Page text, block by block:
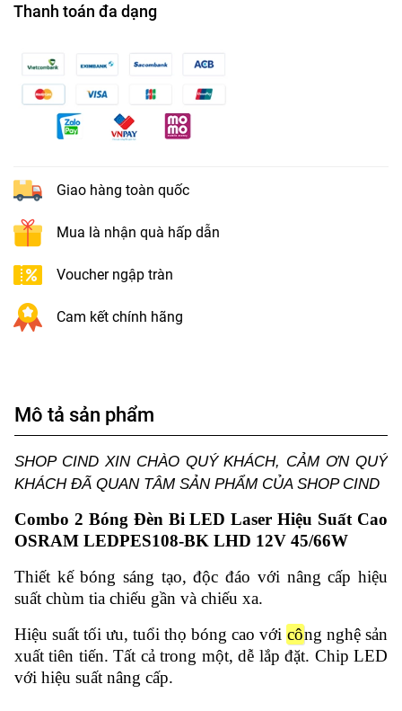
Thanh toán đa dạng
Giao hàng toàn quốc
Mua là nhận quà hấp dẫn
Voucher ngập tràn
Cam kết chính hãng
Mô tả sản phẩm
SHOP CIND XIN CHÀO QUÝ KHÁCH, CẢM ƠN QUÝ
KHÁCH ĐÃ QUAN TÂM SẢN PHẨM CỦA SHOP CIND
Combo 2 Bóng Đèn Bi LED Laser Hiệu Suất Cao
OSRAM LEDPES108-BK LHD 12V 45/66W
Thiết kế bóng sáng tạo, độc đáo với nâng cấp hiệu
suất chùm tia chiếu gần và chiếu xa.
Hiệu suất tối ưu, tuổi thọ bóng cao với công nghệ sản
xuất tiên tiến. Tất cả trong một, dễ lắp đặt. Chip LED
với hiệu suất nâng cấp.